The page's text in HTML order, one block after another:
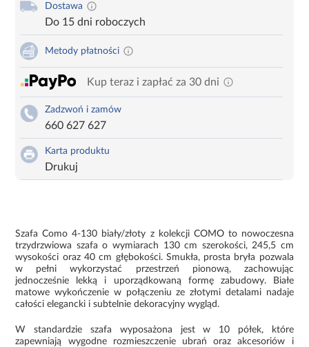
Dostawa
Do 15 dni roboczych
Metody płatności
Kup teraz i zapłać za 30 dni
Zadzwoń i zamów
660 627 627
Karta produktu
Drukuj
Szafa Como 4-130 biały/złoty z kolekcji COMO to nowoczesna
trzydrzwiowa szafa o wymiarach 130 cm szerokości, 245,5 cm
wysokości oraz 40 cm głębokości. Smukła, prosta bryła pozwala
w pełni wykorzystać przestrzeń pionową, zachowując
jednocześnie lekką i uporządkowaną formę zabudowy. Białe
matowe wykończenie w połączeniu ze złotymi detalami nadaje
całości elegancki i subtelnie dekoracyjny wygląd.
W standardzie szafa wyposażona jest w 10 półek, które
zapewniają wygodne rozmieszczenie ubrań oraz akcesoriów i